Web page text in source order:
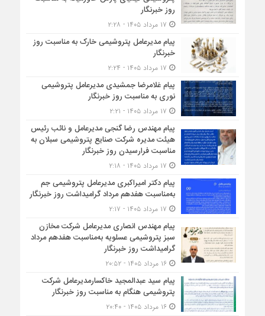
روز خبرنگار
پیام مدیرعامل پتروشیمی خارک به مناسبت روز
خبرنگار
پیام غلامرضا جمشیدی مدیرعامل پتروشیمی
نوری به مناسبت روز خبرنگار
پیام مهندس رضا گنجی مدیرعامل و نائب رئیس
هیئت مدیره شرکت صنایع پتروشیمی سبلان به
مناسبت فرارسیدن روز خبرنگار
پیام دکتر امیراکبری مدیرعامل پتروشیمی جم
به‌مناسبت هفدهم مرداد گرامیداشت روز خبرنگار
پیام مهندس انصاری مدیرعامل شرکت مخازن
سبز پتروشیمی عسلویه به‌مناسبت هفدهم مرداد
گرامیداشت روز خبرنگار
۱۶ مرداد ۱۴۰۵ - ۲۰:۵۲
پیام سید عبدالمجید خاکسارمدیرعامل شرکت
پتروشیمی هنگام به مناسبت روز خبرنگار
۱۶ مرداد ۱۴۰۵ - ۲۰:۴۰